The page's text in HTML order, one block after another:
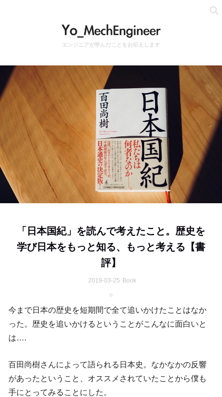
エンジニアが学んだことをお伝えします
「日本国紀」を読んで考えたこと。歴史を
学び日本をもっと知る、もっと考える【書
評】
2019-03-25 Book
今まで日本の歴史を短期間で全て追いかけたことはなか
った。歴史を追いかけるということがこんなに面白いと
は….
百田尚樹さんによって語られる日本史。なかなかの反響
があったということ、オススメされていたことから僕も
手にとってみることにした。